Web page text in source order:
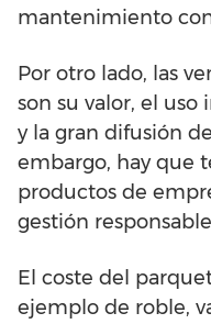
mantenimiento
Por otro lado, las
son su valor, el
y la gran difusión
embargo, hay que
productos de
gestión
El coste del
ejemplo de roble,